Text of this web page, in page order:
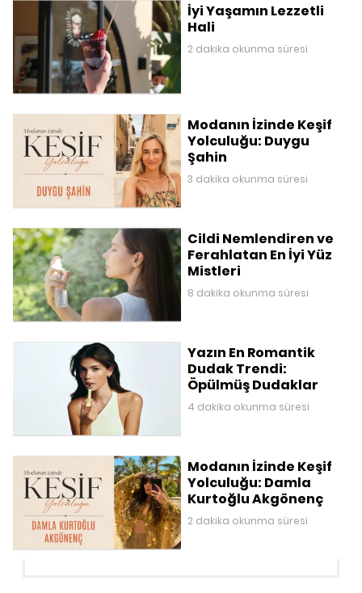
İyi Yaşamın Lezzetli
Hali
2 dakika okunma süresi
Modanın İzinde Keşif
Yolculuğu: Duygu
Şahin
3 dakika okunma süresi
Cildi Nemlendiren ve
Ferahlatan En İyi Yüz
Mistleri
8 dakika okunma süresi
Yazın En Romantik
Dudak Trendi:
Öpülmüş Dudaklar
4 dakika okunma süresi
Modanın İzinde Keşif
Yolculuğu: Damla
Kurtoğlu Akgönenç
2 dakika okunma süresi